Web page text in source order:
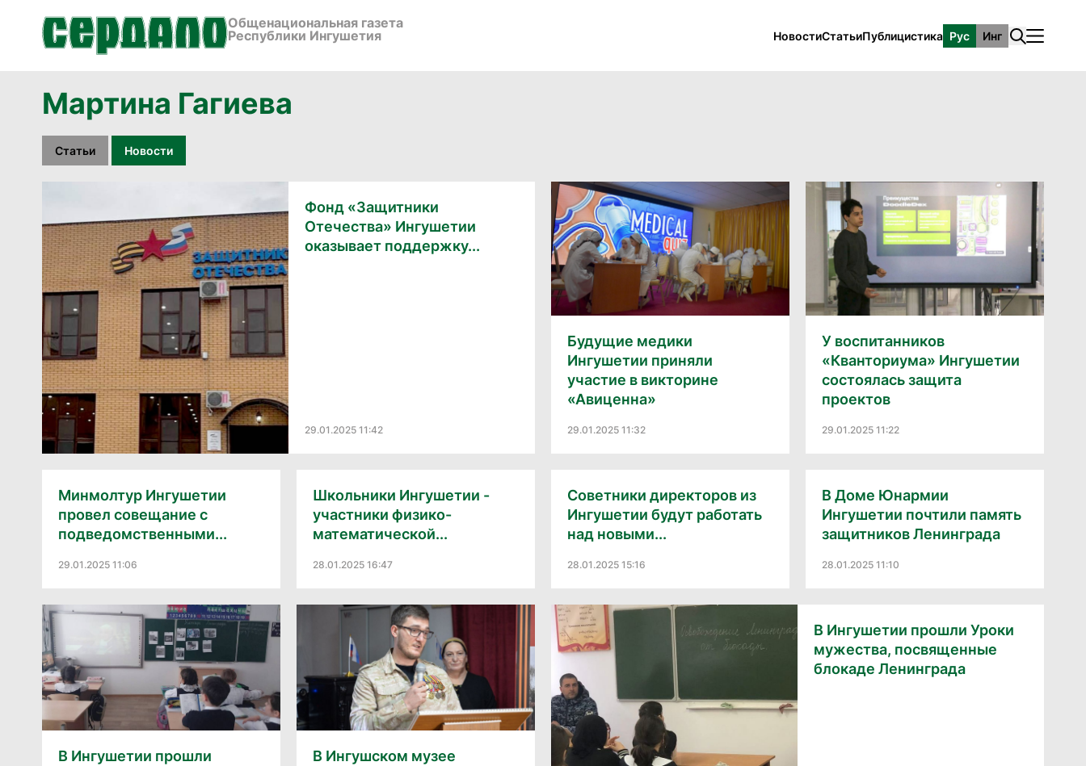
Общенациональная газета
Республики Ингушетия
НовостиСтатьиПублицистика Рус Инг
Мартина Гагиева
Статьи Новости
Фонд «Защитники
Отечества» Ингушетии
оказывает поддержку...
29.01.2025 11:42
Будущие медики
Ингушетии приняли
участие в викторине
«Авиценна»
29.01.2025 11:32
У воспитанников
«Кванториума» Ингушетии
состоялась защита
проектов
29.01.2025 11:22
Минмолтур Ингушетии
провел совещание с
подведомственными...
29.01.2025 11:06
Школьники Ингушетии -
участники физико-
математической...
28.01.2025 16:47
Советники директоров из
Ингушетии будут работать
над новыми...
28.01.2025 15:16
В Доме Юнармии
Ингушетии почтили память
защитников Ленинграда
28.01.2025 11:10
В Ингушетии прошли
В Ингушском музее
В Ингушетии прошли Уроки
мужества, посвященные
блокаде Ленинграда